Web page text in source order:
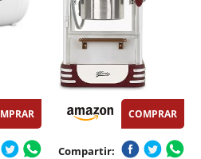
COMPRAR
Compartir: